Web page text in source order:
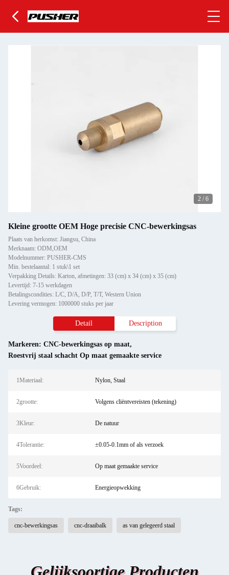
2 / 6
Kleine grootte OEM Hoge precisie CNC-bewerkingsas
Plaats van herkomst: Jiangsu, China
Merknaam: ODM,OEM
Modelnummer: PUSHER-CMS
Min. bestelaantal: 1 stuk\1 set
Verpakking Details: Karton, afmetingen: 33 (cm) x 34 (cm) x 35 (cm)
Levertijd: 7-15 werkdagen
Betalingscondities: L/C, D/A, D/P, T/T, Western Union
Levering vermogen: 1000000 stuks per jaar
Detail Description
Markeren: CNC-bewerkingsas op maat,
Roestvrij staal schacht Op maat gemaakte service
1Materiaal: Nylon, Staal
2grootte: Volgens cliëntvereisten (tekening)
3Kleur: De natuur
4Tolerantie: ±0.05-0.1mm of als verzoek
5Voordeel: Op maat gemaakte service
6Gebruik: Energieopwekking
Tags:
cnc-bewerkingsas cnc-draaibalk as van gelegeerd staal